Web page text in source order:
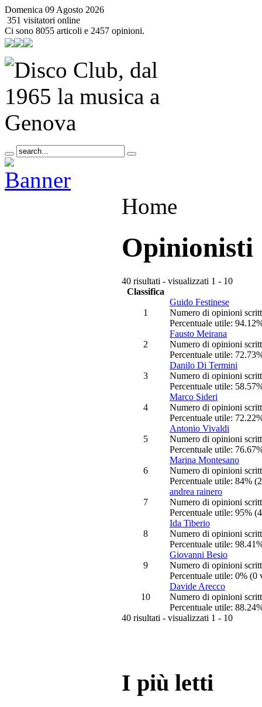
Domenica 09 Agosto 2026
351 visitatori online
Ci sono 8055 articoli e 2457 opinioni.
Home
Opinionisti
40 risultati - visualizzati 1 - 10
Classifica
1
Guido Festinese
Numero di opinioni
Percentuale utile:
2
Fausto Meirana
Numero di opinioni
Percentuale utile:
3
Danilo Di Termini
Numero di opinioni
Percentuale utile:
4
Marco Sideri
Numero di opinioni
Percentuale utile:
5
Antonio Vivaldi
Numero di opinioni
Percentuale utile:
6
Marina Montesano
Numero di opinioni
Percentuale utile: 84%
7
andrea rainero
Numero di opinioni
Percentuale utile: 95%
8
Ida Tiberio
Numero di opinioni
Percentuale utile:
9
Giovanni Besio
Numero di opinioni
Percentuale utile: 0% (0
10
Davide Arecco
Numero di opinioni
Percentuale utile:
40 risultati - visualizzati 1 - 10
I più letti